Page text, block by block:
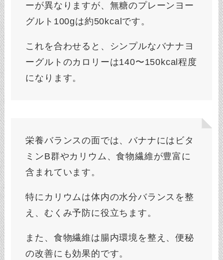
ーが異なりますが、無糖のプレーンヨー
グルト100gは約50kcalです。
これを合わせると、シンプルなバナナヨ
ーグルトのカロリーは140〜150kcal程度
になります。
栄養バランスの面では、バナナにはビタ
ミンB群やカリウム、食物繊維が豊富に
含まれています。
特にカリウムは体内の水分バランスを整
え、むくみ予防に役立ちます。
また、食物繊維は腸内環境を整え、便秘
の改善にも効果的です。